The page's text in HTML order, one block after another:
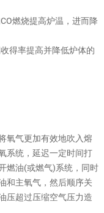
燃烧提高炉温，进而降
得率提高并降低炉体的
氧气更加有效地吹入熔
系统，延迟一定时间打
燃油(或燃气)系统，同时
和主氧气，然后顺序关
压超过压缩空气压力造